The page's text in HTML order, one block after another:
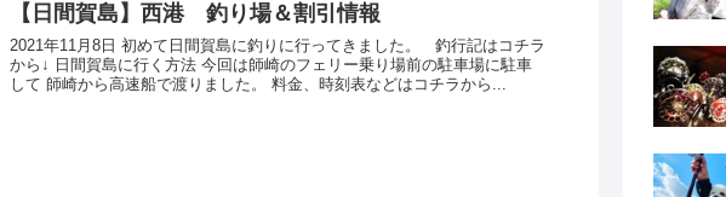
【日間賀島】西港 釣り場＆割引情報
2021年11月8日 初めて日間賀島に釣りに行ってきました。 釣行記はコチラ
から↓ 日間賀島に行く方法 今回は師崎のフェリー乗り場前の駐車場に駐車
して 師崎から高速船で渡りました。 料金、時刻表などはコチラから...